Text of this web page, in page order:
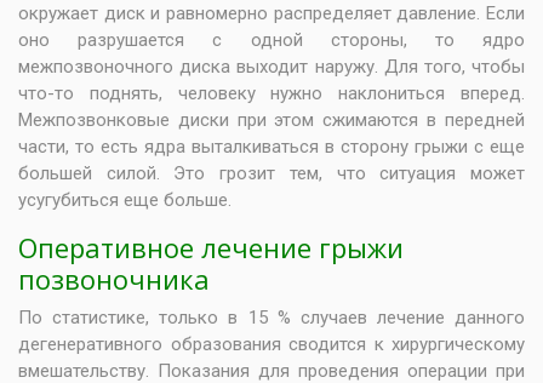
окружает диск и равномерно распределяет давление. Если
оно разрушается с одной стороны, то ядро
межпозвоночного диска выходит наружу. Для того, чтобы
что-то поднять, человеку нужно наклониться вперед.
Межпозвонковые диски при этом сжимаются в передней
части, то есть ядра выталкиваться в сторону грыжи с еще
большей силой. Это грозит тем, что ситуация может
усугубиться еще больше.
Оперативное лечение грыжи
позвоночника
По статистике, только в 15 % случаев лечение данного
дегенеративного образования сводится к хирургическому
вмешательству. Показания для проведения операции при